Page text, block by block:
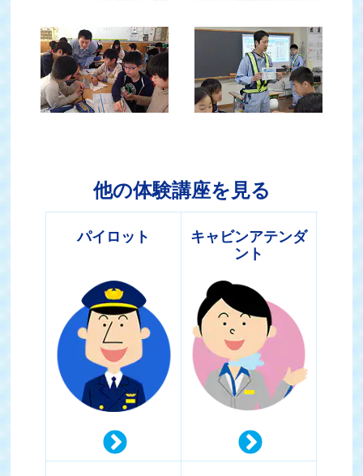
他の体験講座を見る
パイロット
キャビンアテンダ
ント